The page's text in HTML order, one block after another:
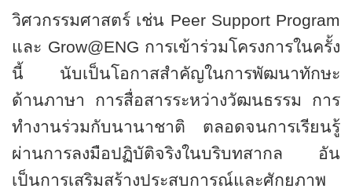
วิศวกรรมศาสตร์ เช่น Peer Support Program
และ Grow@ENG การเข้าร่วมโครงการในครั้ง
นี้ นับเป็นโอกาสสำคัญในการพัฒนาทักษะ
ด้านภาษา การสื่อสารระหว่างวัฒนธรรม การ
ทำงานร่วมกับนานาชาติ ตลอดจนการเรียนรู้
ผ่านการลงมือปฏิบัติจริงในบริบทสากล อัน
เป็นการเสริมสร้างประสบการณ์และศักยภาพ